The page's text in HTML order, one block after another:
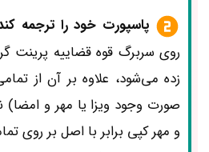
پاسپورت خود را ترجمه
روی سربرگ قوه قضاییه پرینت
زده می‌شود، علاوه بر آن از
صورت وجود ویزا یا مهر و امضا)
و مهر کپی برابر با اصل بر روی